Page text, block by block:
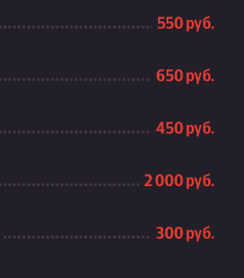
550 руб.
650 руб.
450 руб.
2 000 руб.
300 руб.